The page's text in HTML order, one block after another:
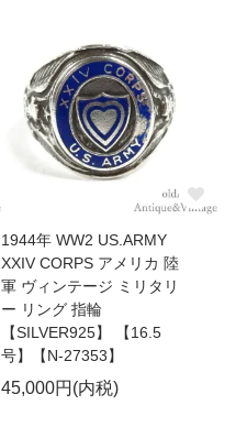
1944年 WW2 US.ARMY
XXIV CORPS アメリカ 陸
軍 ヴィンテージ ミリタリ
ー リング 指輪
【SILVER925】 【16.5
号】【N-27353】
45,000円(内税)